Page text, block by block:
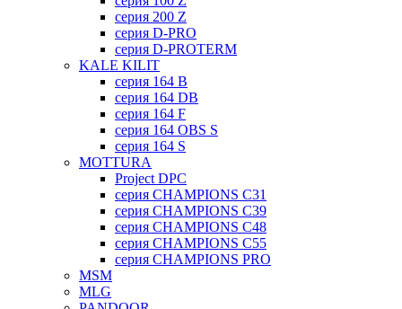
серия 200 Z
серия D-PRO
серия D-PROTERM
KALE KILIT
серия 164 B
серия 164 DB
серия 164 F
серия 164 OBS S
серия 164 S
MOTTURA
Project DPC
серия CHAMPIONS C31
серия CHAMPIONS C39
серия CHAMPIONS C48
серия CHAMPIONS C55
серия CHAMPIONS PRO
MSM
MLG